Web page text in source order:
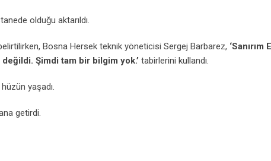
olduğu aktarıldı.
Bosna Hersek teknik yöneticisi Sergej Barbarez, ‘Sanırım
değildi. Şimdi tam bir bilgim yok.’ tabirlerini kullandı.
yaşadı.
getirdi.